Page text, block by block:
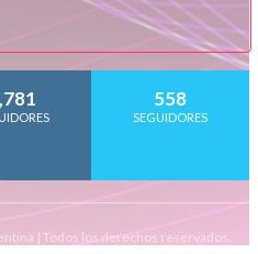
558
SEGUIDORES
| Todos los derechos reservados.